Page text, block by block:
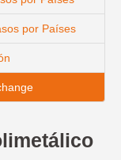
por Países